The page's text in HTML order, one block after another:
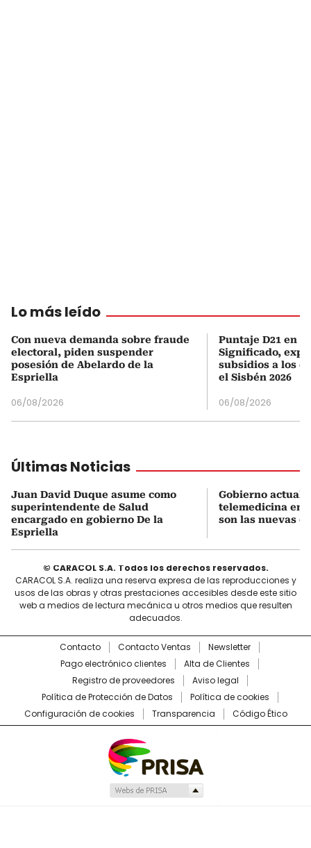
Lo más leído
Con nueva demanda sobre fraude
electoral, piden suspender
posesión de Abelardo de la
Espriella
06/08/2026
Puntaje D21 en
Significado,
subsidios a los
el Sisbén 2026
06/08/2026
Últimas Noticias
Juan David Duque asume como
superintendente de Salud
encargado en gobierno De la
Espriella
Gobierno
telemedicina en
son las nuevas
© CARACOL S.A. Todos los derechos reservados.
CARACOL S.A. realiza una reserva expresa de las reproducciones y
usos de las obras y otras prestaciones accesibles desde este sitio
web a medios de lectura mecánica u otros medios que resulten
adecuados.
Contacto Contacto Ventas
Newsletter
Pago electrónico clientes
Alta de Clientes
Registro de proveedores
Aviso legal
Política de Protección de Datos
Política de cookies
Configuración de cookies
Transparencia Código Ético